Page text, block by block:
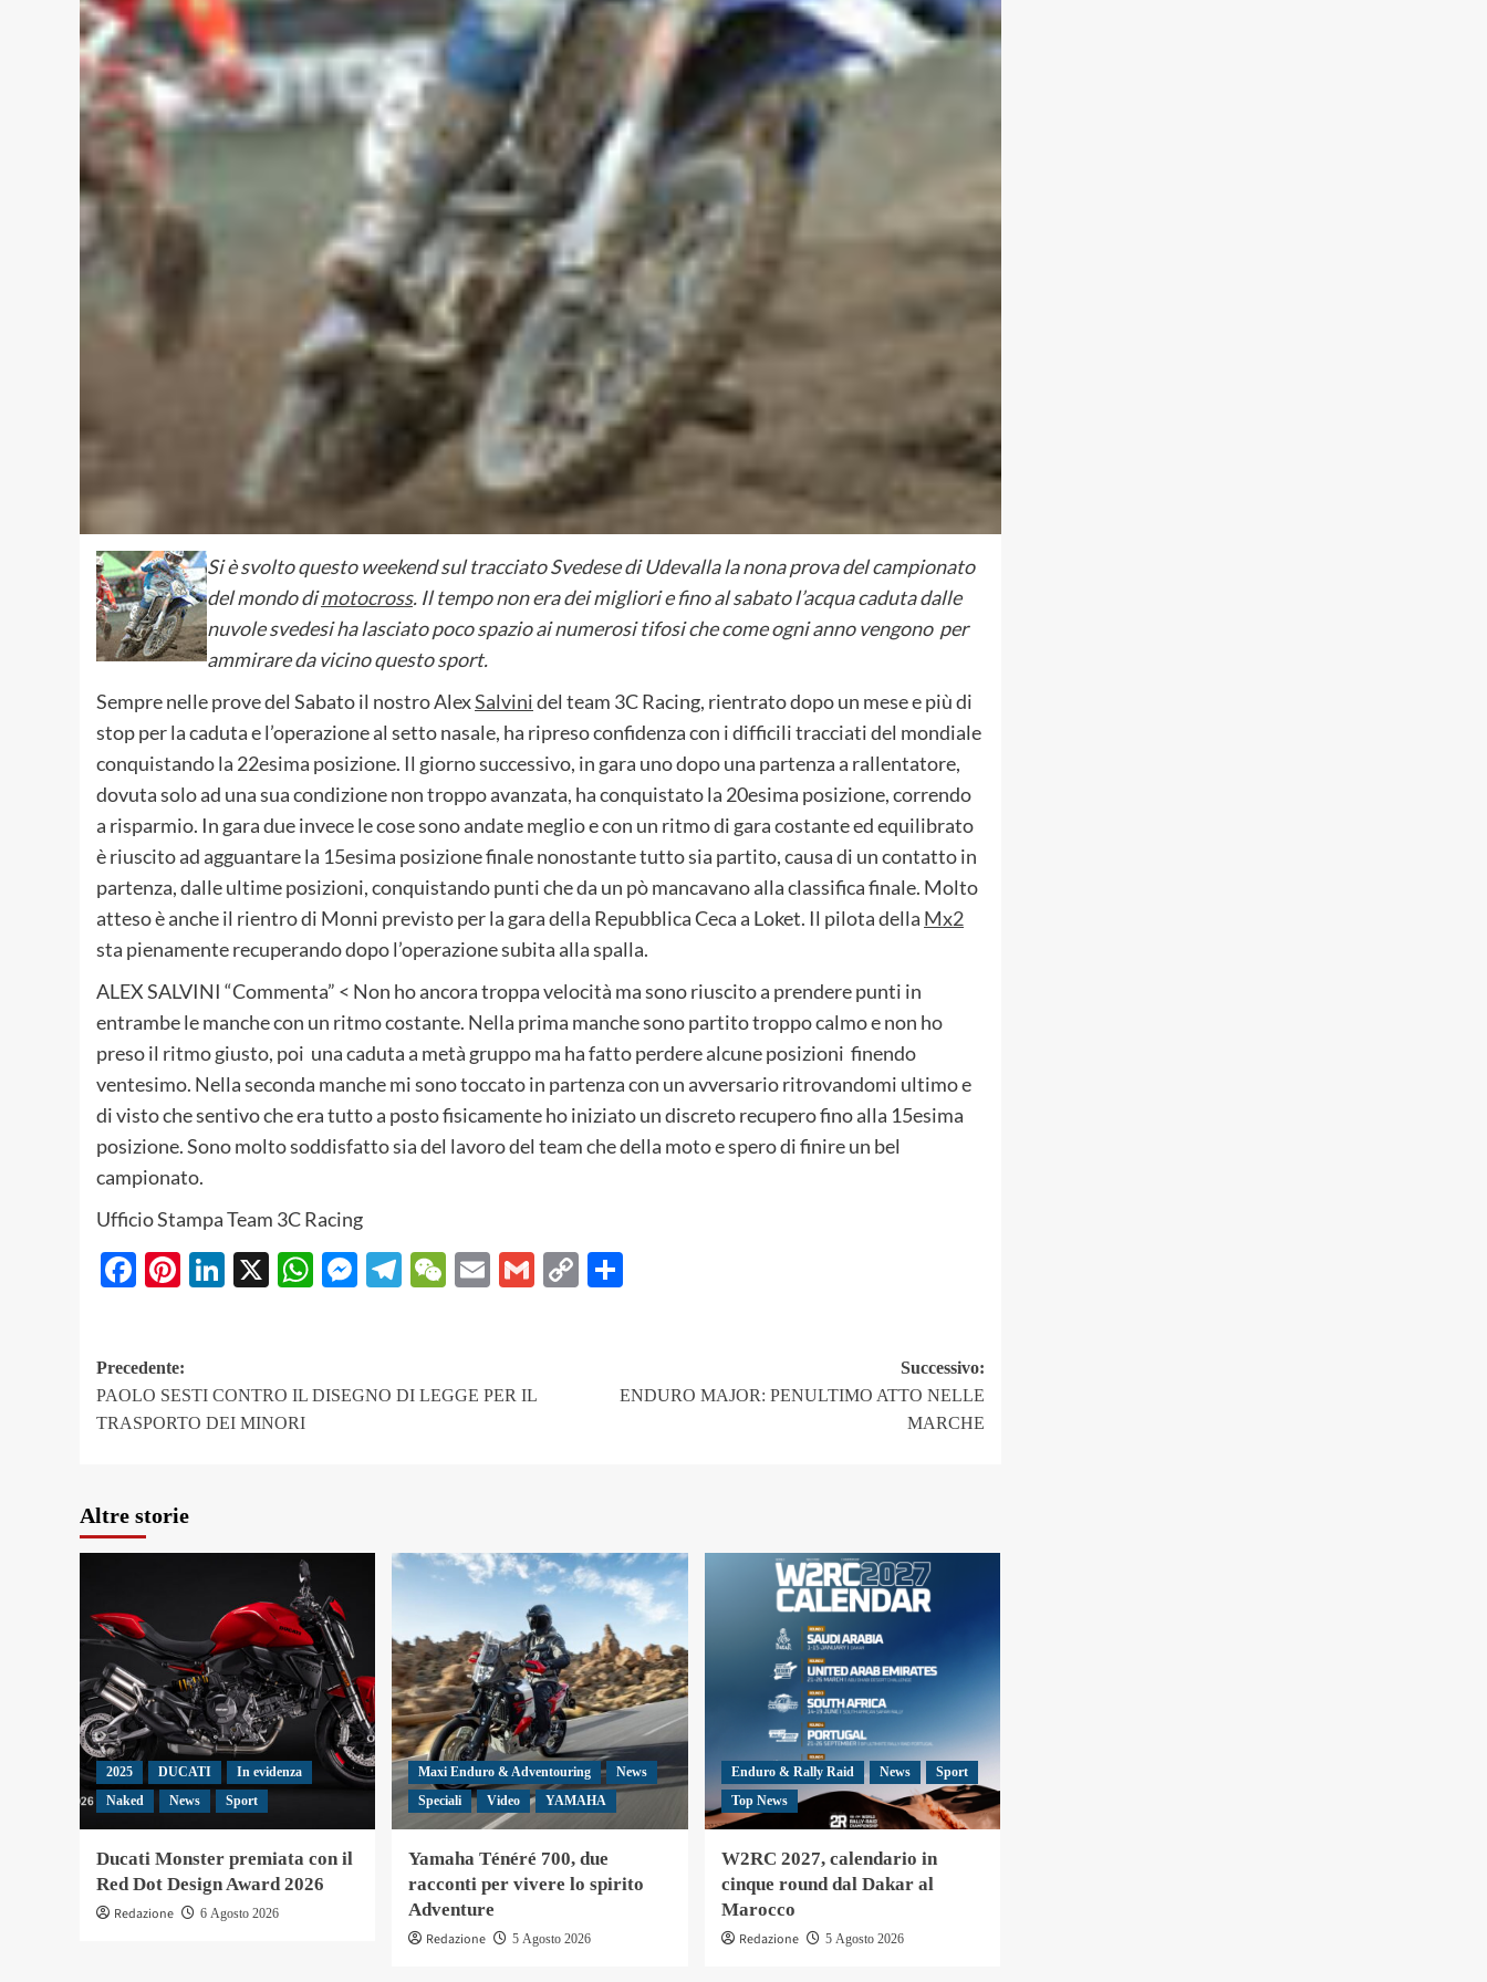
Si è svolto questo weekend sul tracciato Svedese di Udevalla la nona prova del campionato
del mondo dimotocross. Il tempo non era dei migliori e fino al sabato l’acqua caduta dalle
nuvole svedesi ha lasciato poco spazio ai numerosi tifosi che come ogni anno vengono per
ammirare da vicino questo sport.
Sempre nelle prove del Sabato il nostro AlexSalvinidel team 3C Racing, rientrato dopo un mese e più di
stop per la caduta e l’operazione al setto nasale, ha ripreso confidenza con i difficili tracciati del mondiale
conquistando la 22esima posizione. Il giorno successivo, in gara uno dopo una partenza a rallentatore,
dovuta solo ad una sua condizione non troppo avanzata, ha conquistato la 20esima posizione, correndo
a risparmio. In gara due invece le cose sono andate meglio e con un ritmo di gara costante ed equilibrato
è riuscito ad agguantare la 15esima posizione finale nonostante tutto sia partito, causa di un contatto in
partenza, dalle ultime posizioni, conquistando punti che da un pò mancavano alla classifica finale. Molto
atteso è anche il rientro di Monni previsto per la gara della Repubblica Ceca a Loket. Il pilota della Mx2
sta pienamente recuperando dopo l’operazione subita alla spalla.
ALEX SALVINI “Commenta” < Non ho ancora troppa velocità ma sono riuscito a prendere punti in
entrambe le manche con un ritmo costante. Nella prima manche sono partito troppo calmo e non ho
preso il ritmo giusto, poi una caduta a metà gruppo ma ha fatto perdere alcune posizioni finendo
ventesimo. Nella seconda manche mi sono toccato in partenza con un avversario ritrovandomi ultimo e
di visto che sentivo che era tutto a posto fisicamente ho iniziato un discreto recupero fino alla 15esima
posizione. Sono molto soddisfatto sia del lavoro del team che della moto e spero di finire un bel
campionato.
Ufficio Stampa Team 3C Racing
Facebook
Pinterest
LinkedIn
X WhatsApp
Messenger
Telegram
WeChat
EmailGmail
Copy
Navigazione
articolo
Precedente:
PAOLO SESTI CONTRO IL DISEGNO DI LEGGE PER IL
TRASPORTO DEI MINORI
Successivo:
ENDURO MAJOR: PENULTIMO ATTO NELLE
MARCHE
Altre storie
2025 DUCATI
In evidenza
Naked
News Sport
Ducati Monster premiata con il
Red Dot Design Award 2026
Redazione 6 Agosto 2026
Maxi Enduro & Adventouring
News
Speciali
Video YAMAHA
Yamaha Ténéré 700, due
racconti per vivere lo spirito
Adventure
Redazione 5 Agosto 2026
Enduro & Rally Raid News
Sport
Top News
W2RC 2027, calendario in
cinque round dal Dakar al
Marocco
Redazione 5 Agosto 2026